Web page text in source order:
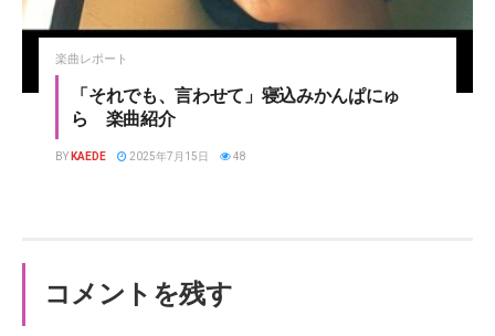
楽曲レポート
「それでも、言わせて」寝込みかんぱにゅ
ら 楽曲紹介
BY KAEDE 2025年7月15日 48
コメントを残す